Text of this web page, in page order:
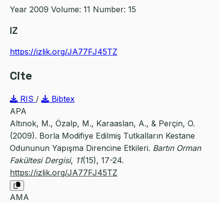
Year 2009 Volume: 11 Number: 15
IZ
https://izlik.org/JA77FJ45TZ
Cite
RIS /
Bibtex
APA
Altınok, M., Özalp, M., Karaaslan, A., & Perçin, O.
(2009). Borla Modifiye Edilmiş Tutkalların Kestane
Odununun Yapışma Direncine Etkileri. Bartın Orman
Fakültesi Dergisi, 11(15), 17-24.
https://izlik.org/JA77FJ45TZ
AMA